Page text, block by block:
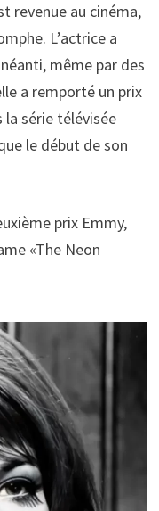
revenue au cinéma,
L’actrice a
même par des
a remporté un prix
la série télévisée
le début de son
prix Emmy,
«The Neon